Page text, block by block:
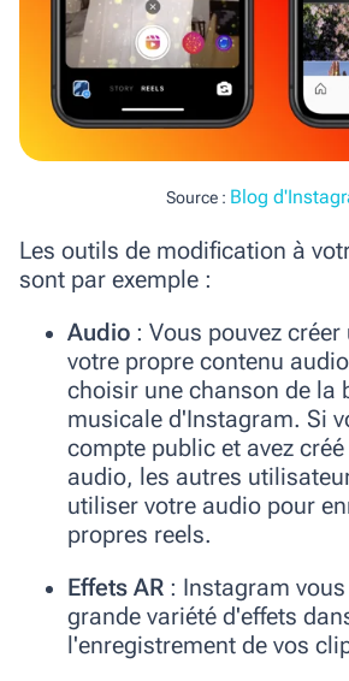
Source : Blog
Les outils de modification à
sont par exemple :
Audio : Vous pouvez créer
votre propre contenu
choisir une chanson de la
musicale d'Instagram. Si
compte public et avez
audio, les autres
utiliser votre audio pour
propres reels.
Effets AR : Instagram
grande variété d'effets
l'enregistrement de vos